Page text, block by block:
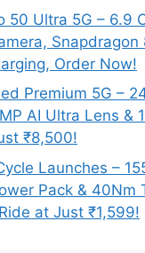
50 Ultra 5G – 6.9
Snapdragon
Order Now!
Premium 5G –
AI Ultra Lens &
₹8,500!
Launches –
Pack & 40Nm
at Just ₹1,599!